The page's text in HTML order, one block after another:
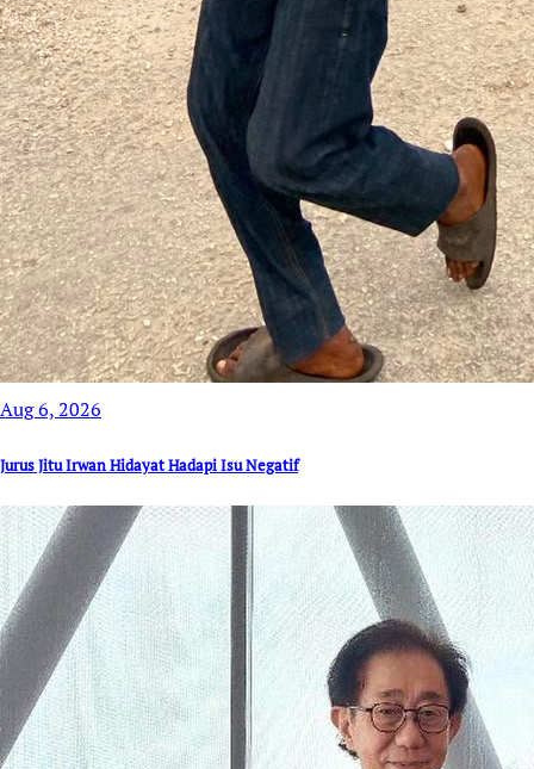
Aug 6, 2026
Jurus Jitu Irwan Hidayat Hadapi Isu Negatif